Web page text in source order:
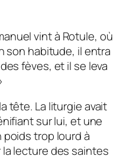
vint à Rotule, où
son habitude, il entra
fèves, et il se leva
tête. La liturgie avait
sur lui, et une
trop lourd à
lecture des saintes